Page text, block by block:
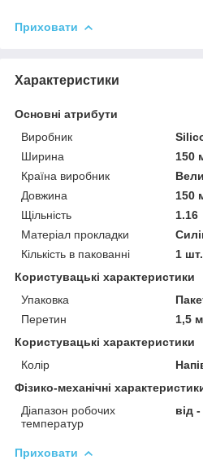
Приховати
Характеристики
Основні атрибути
Виробник
Ширина
150
Країна виробник
Довжина
150
Щільність
1.16
Матеріал прокладки
Кількість в пакованні
1 шт.
Користувацькі характеристики
Упаковка
Перетин
1,5
Користувацькi характеристики
Колір
Фізико-механічні
Діапазон робочих
температур
від
Приховати